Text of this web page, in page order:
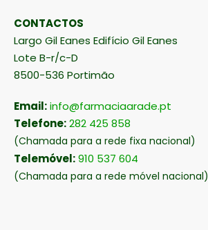
CONTACTOS
Largo Gil Eanes Edifício Gil Eanes
Lote B-r/c-D
8500-536 Portimão
Email:info@farmaciaarade.pt
Telefone:282 425 858
(Chamada para a rede fixa nacional)
Telemóvel:910 537 604
(Chamada para a rede móvel nacional)